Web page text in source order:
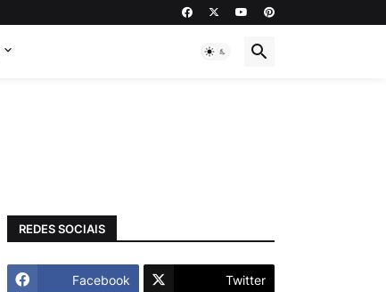
REDES SOCIAIS
Facebook Twitter